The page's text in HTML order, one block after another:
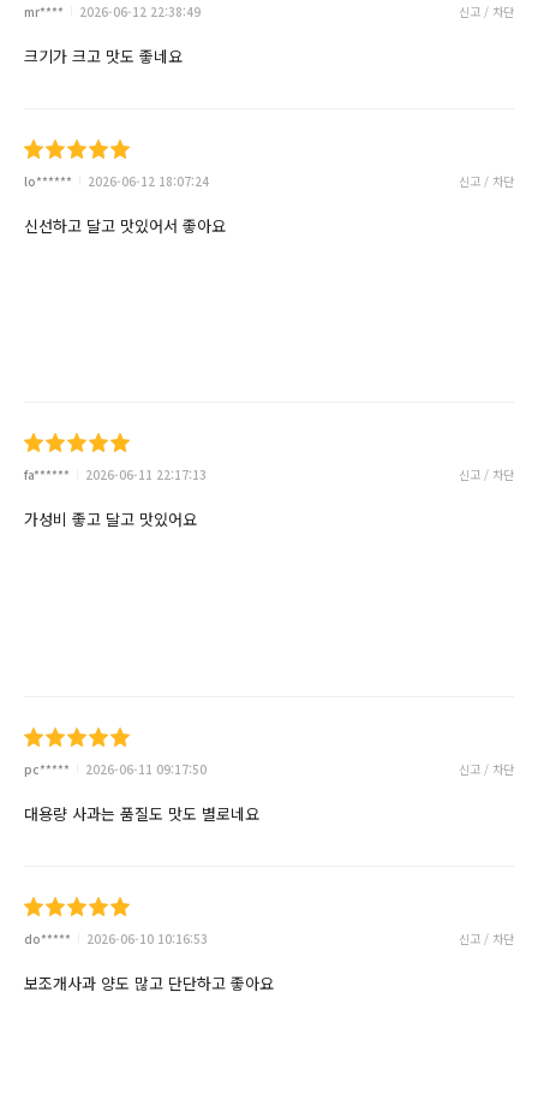
mr**** 2026-06-12 22:38:49 신고 / 차단
크기가 크고 맛도 좋네요
lo****** 2026-06-12 18:07:24 신고 / 차단
신선하고 달고 맛있어서 좋아요
fa****** 2026-06-11 22:17:13 신고 / 차단
가성비 좋고 달고 맛있어요
pc***** 2026-06-11 09:17:50 신고 / 차단
대용량 사과는 품질도 맛도 별로네요
do***** 2026-06-10 10:16:53 신고 / 차단
보조개사과 양도 많고 단단하고 좋아요